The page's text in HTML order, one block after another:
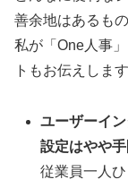
善余地はあるもの
私が「One人事
トもお伝えします
ユーザーイ
設定はやや手
従業員一人